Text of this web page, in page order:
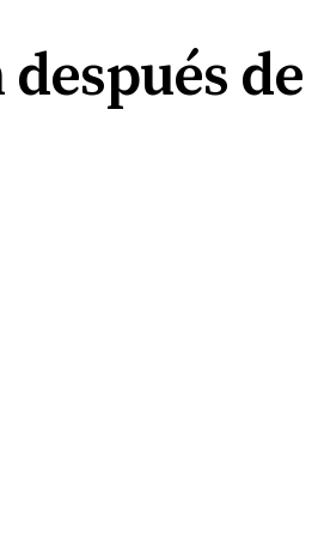
de